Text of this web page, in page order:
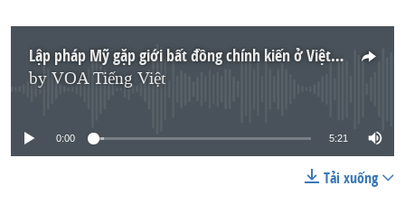
Lập pháp Mỹ gặp giới bất đồng chính kiến ở Việt Nam
by VOA Tiếng Việt
No media source currently available
0:00 5:21
Tải xuống